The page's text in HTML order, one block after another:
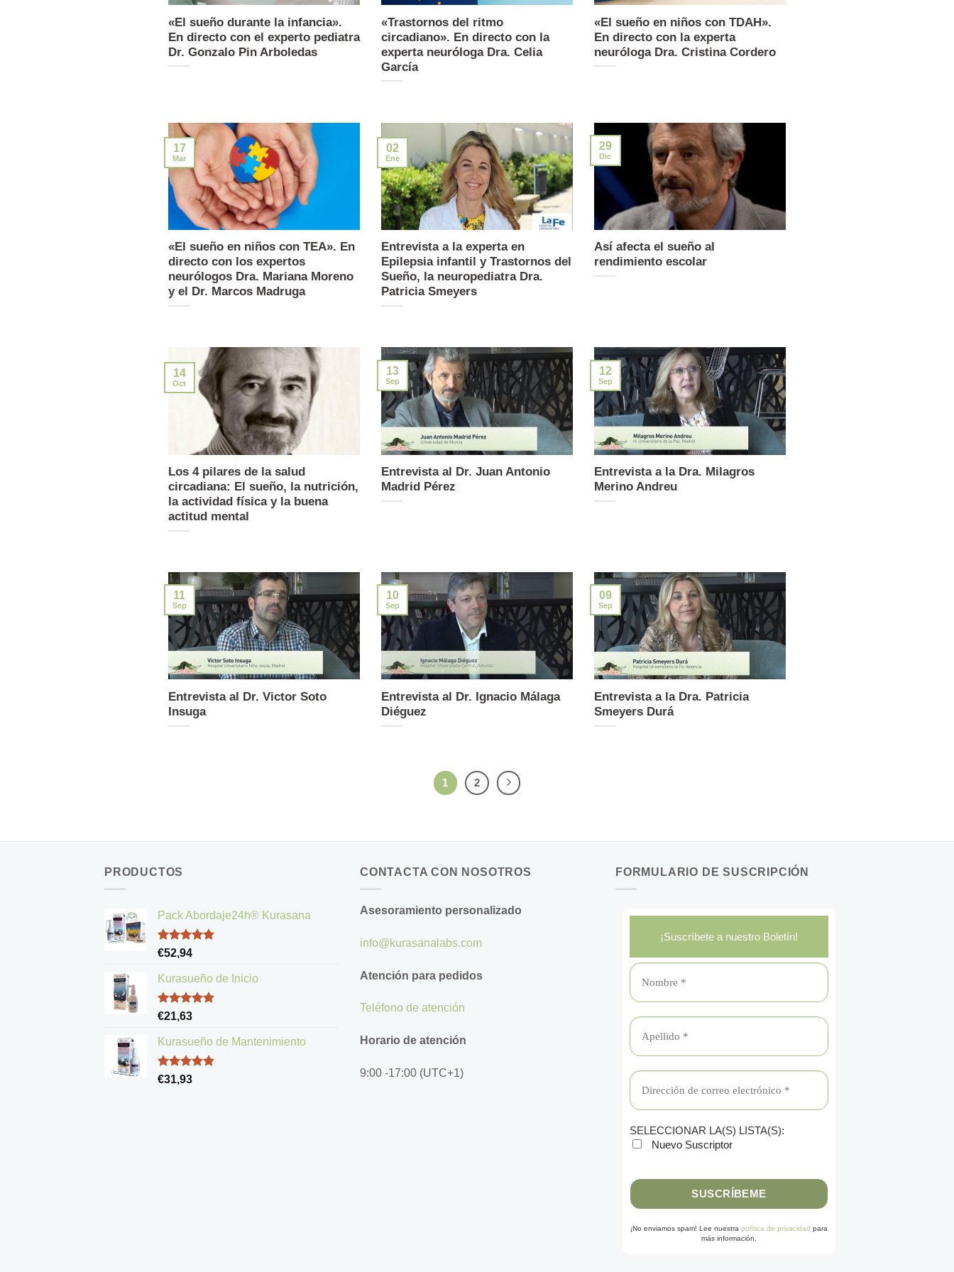
«El sueño durante la infancia».
En directo con el experto pediatra
Dr. Gonzalo Pin Arboledas
«Trastornos del ritmo
circadiano». En directo con la
experta neuróloga Dra. Celia
García
«El sueño en niños con TDAH».
En directo con la experta
neuróloga Dra. Cristina Cordero
«El sueño en niños con TEA». En
directo con los expertos
neurólogos Dra. Mariana Moreno
y el Dr. Marcos Madruga
17
Mar
Entrevista a la experta en
Epilepsia infantil y Trastornos del
Sueño, la neuropediatra Dra.
Patricia Smeyers
02
Ene
Así afecta el sueño al
rendimiento escolar
29
Dic
Los 4 pilares de la salud
circadiana: El sueño, la nutrición,
la actividad física y la buena
actitud mental
14
Oct
Entrevista al Dr. Juan Antonio
Madrid Pérez
13
Sep
Entrevista a la Dra. Milagros
Merino Andreu
12
Sep
Entrevista al Dr. Victor Soto
Insuga
11
Sep
Entrevista al Dr. Ignacio Málaga
Diéguez
10
Sep
Entrevista a la Dra. Patricia
Smeyers Durá
09
Sep
1 2
PRODUCTOS
Pack Abordaje24h® Kurasana
Valorado
de 5
€52,94
Kurasueño de Inicio
Valorado
de 5
€21,63
Kurasueño de Mantenimiento
Valorado
€31,93
CONTACTA CON NOSOTROS
Asesoramiento personalizado
info@kurasanalabs.com
Atención para pedidos
Teléfono de atención
Horario de atención
9:00 -17:00 (UTC+1)
FORMULARIO DE SUSCRIPCIÓN
¡Suscríbete a nuestro Boletín!
SELECCIONAR LA(S) LISTA(S):
Nuevo Suscriptor
¡No enviamos spam! Lee nuestra política de privacidad para
más información.